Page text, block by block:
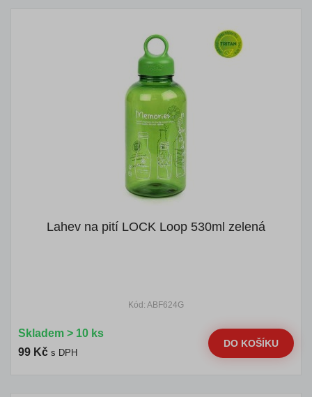
Lahev na pití LOCK Loop 530ml zelená
Kód: ABF624G
Skladem > 10 ks
99 Kč s DPH
DO KOŠÍKU